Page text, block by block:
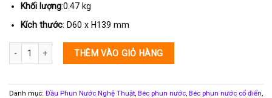
Khối lượng:0.47 kg
Kích thước: D60 x H139 mm
Đầu phun hình cây thông - Casecade HDN-C Size 34 số lượng
THÊM VÀO GIỎ HÀNG
Danh mục: Đầu Phun Nước Nghệ Thuật, Béc phun nước, Béc phun nước cổ điển,